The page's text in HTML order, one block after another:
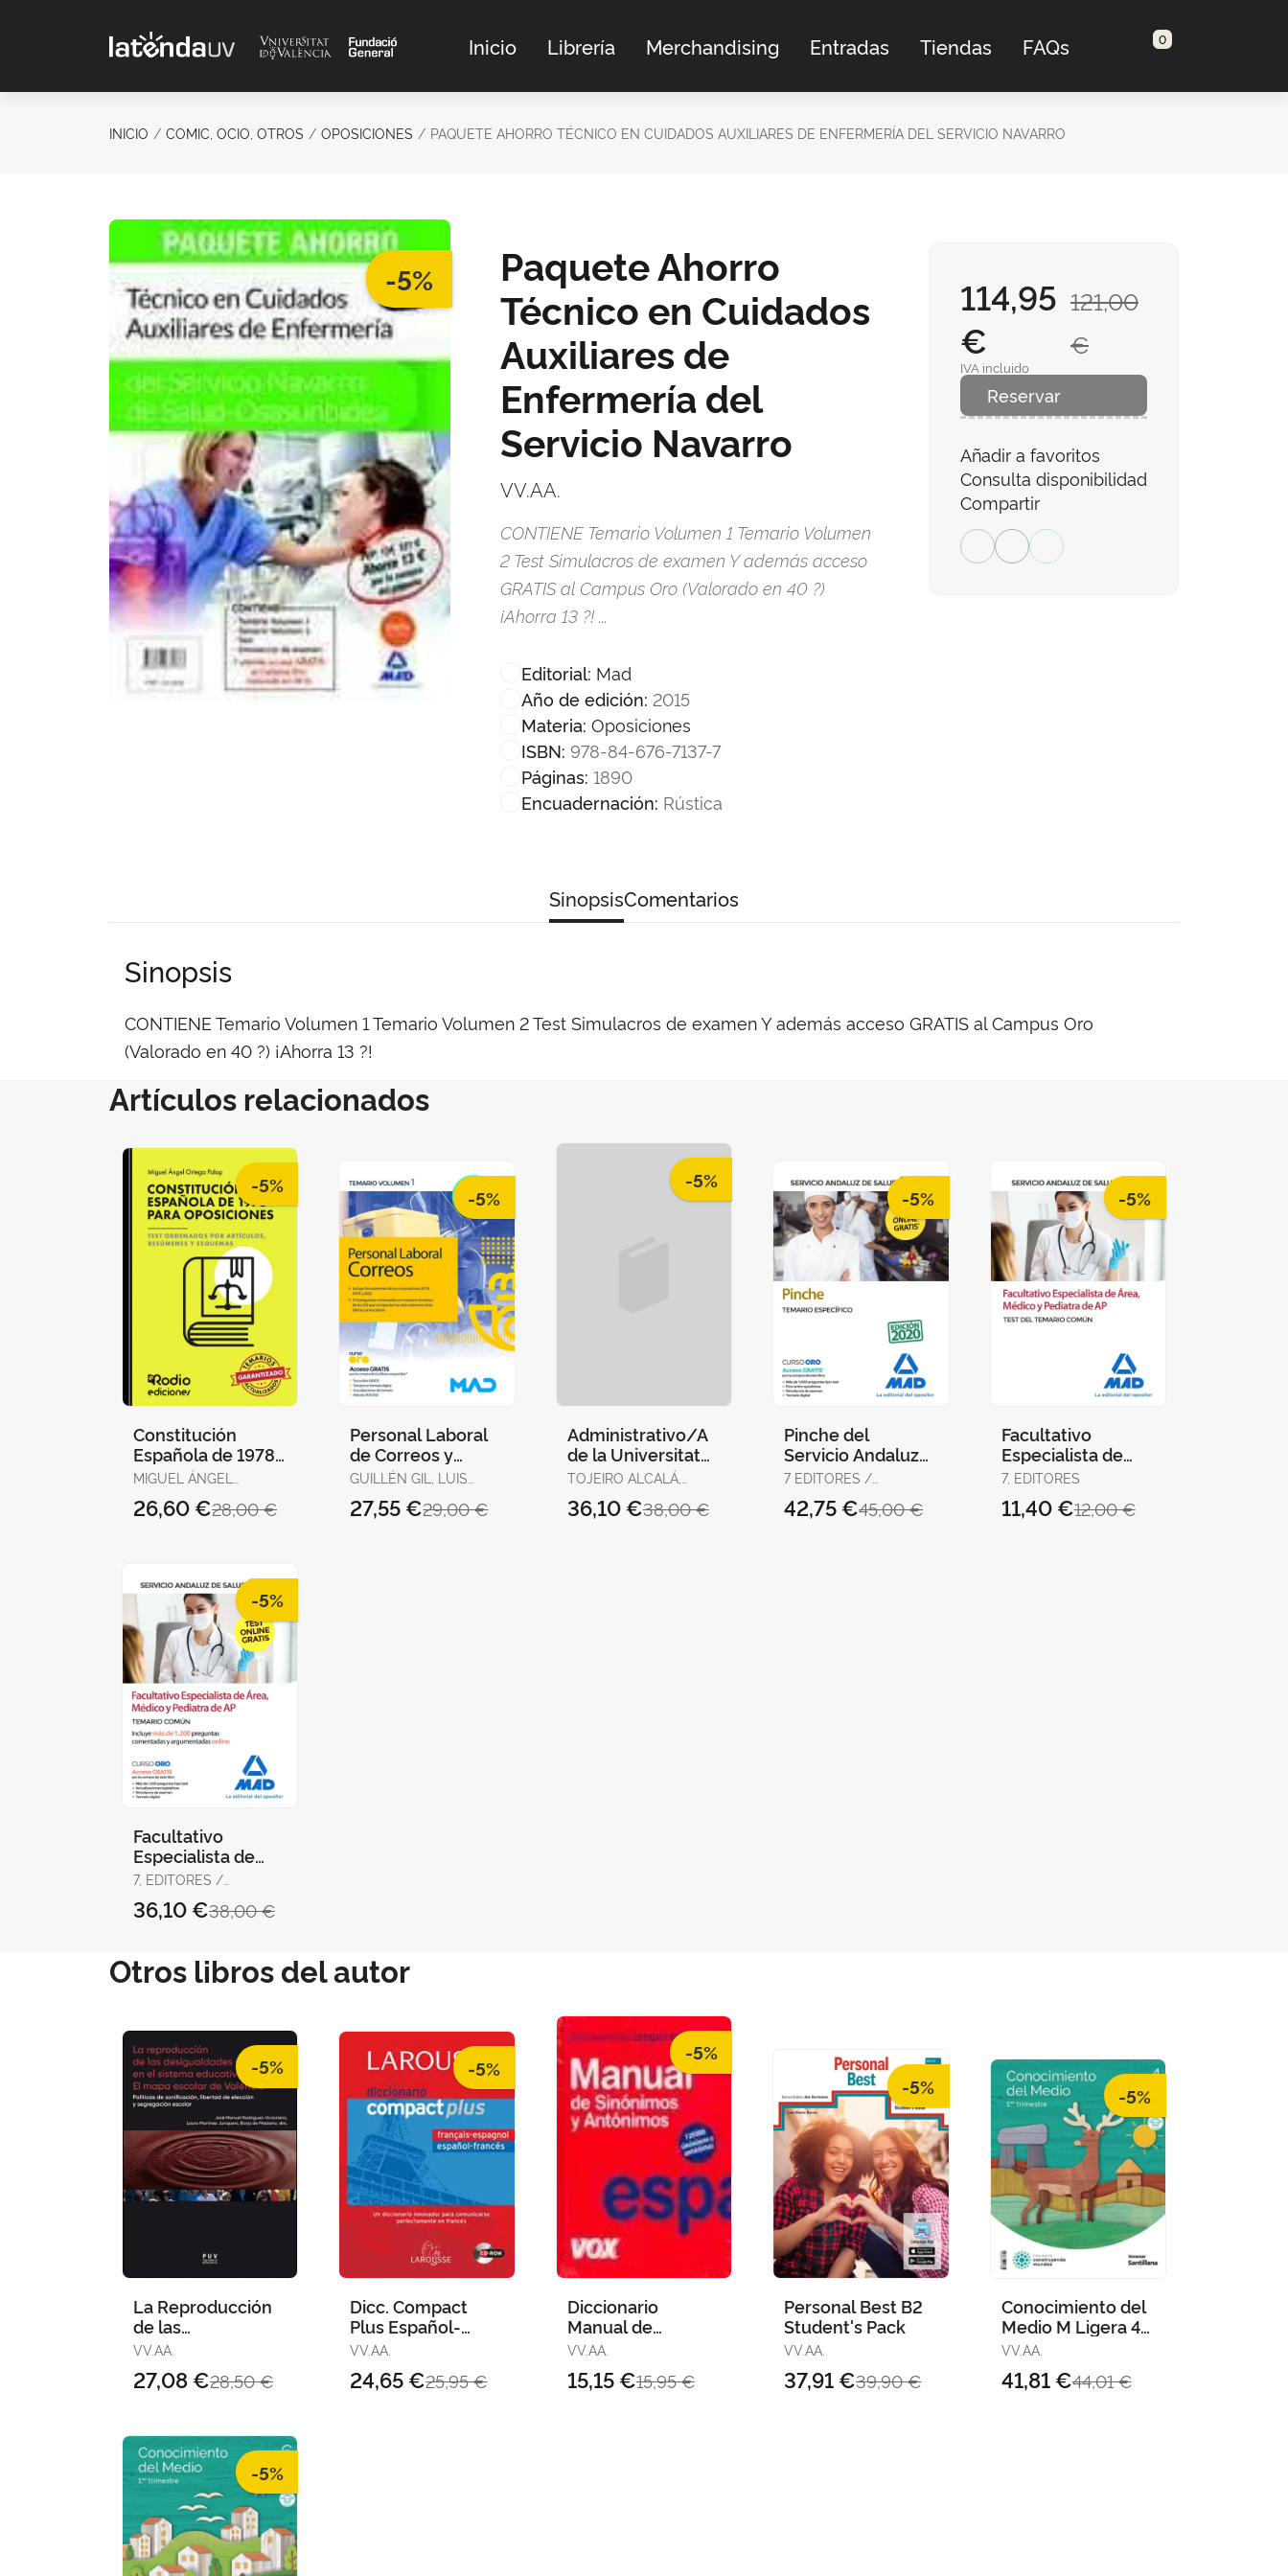
Inicio Librería Merchandising Entradas Tiendas FAQs 0
INICIO COMIC, OCIO, OTROS OPOSICIONES PAQUETE AHORRO TÉCNICO EN CUIDADOS AUXILIARES DE ENFERMERÍA DEL SERVICIO NAVARRO
-5%
Paquete Ahorro
Técnico en Cuidados
Auxiliares de
Enfermería del
Servicio Navarro
VV.AA.
CONTIENE Temario Volumen 1 Temario Volumen
2 Test Simulacros de examen Y además acceso
GRATIS al Campus Oro (Valorado en 40 ?)
¡Ahorra 13 ?! ...
Editorial: Mad
Año de edición: 2015
Materia: Oposiciones
ISBN: 978-84-676-7137-7
Páginas: 1890
Encuadernación: Rústica
121,00
€
114,95
€
IVA incluido
Reservar
Añadir a favoritos
Consulta disponibilidad
Compartir
SinopsisComentarios
Sinopsis
CONTIENE Temario Volumen 1 Temario Volumen 2 Test Simulacros de examen Y además acceso GRATIS al Campus Oro
(Valorado en 40 ?) ¡Ahorra 13 ?!
Artículos relacionados
-5%
Constitución
Española de 1978
para Oposiciones.
por Artículos, Re
MIGUEL ÁNGEL
28,00 €
26,60 €
-5%
Personal Laboral
de Correos y
Telégrafos.
1
GUILLÉN GIL, LUIS
DE CATALUNYA /29,00 €
27,55 €
-5%
Administrativo/A
de la Universitat
de València.
Supuestos Prácti
TOJEIRO ALCALÁ,
38,00 €
36,10 €
-5%
Pinche del
Servicio Andaluz
de Salud. Temario
7 EDITORES /
JOSÉ MANUEL /45,00 €
42,75 €
-5%
Facultativo
Especialista de
Área, Médico y
Atención Primaria
7, EDITORES
12,00 €
11,40 €
-5%
Facultativo
Especialista de
Área, Médico y
Atención Primaria
7, EDITORES /
FRANCISCO ENRIQUE /
GUERRERO ARROYO,
JOSÉ
38,00 €
36,10 €
Otros libros del autor
-5%
La Reproducción
de las
Desigualdades
Sistema
VV.AA.
28,50 €
27,08 €
-5%
Dicc. Compact
Plus Español-
Francés-Francés-
VV.AA.
25,95 €
24,65 €
-5%
Diccionario
Manual de
Sinónimos y
Lengua Española
VV.AA.
15,95 €
15,15 €
-5%
Personal Best B2
Student's Pack
VV.AA.
39,90 €
37,91 €
-5%
Conocimiento del
Medio M Ligera 4
Primaria
Mundos
VV.AA.
44,01 €
41,81 €
-5%